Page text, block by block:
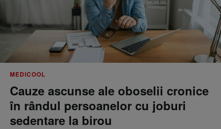
MEDICOOL
Cauze ascunse ale oboselii cronice
în rândul persoanelor cu joburi
sedentare la birou